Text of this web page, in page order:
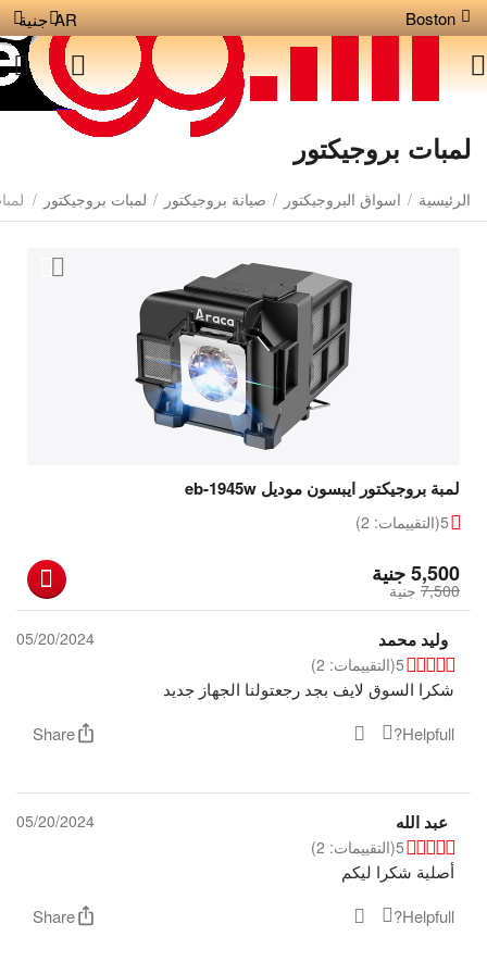
Boston جنية AR
لمبات بروجيكتور
الرئيسية / اسواق البروجيكتور / صيانة بروجيكتور / لمبات بروجيكتور /
لمبة بروجيكتور ايبسون موديل eb-1945w
5(التقييمات: 2)
جنية5,500
جنية 7,500
وليد محمد
05/20/2024
5(التقييمات: 2)
شكرا السوق لايف بجد رجعتولنا الجهاز جديد
Helpfull?
Share
عبد الله
05/20/2024
5(التقييمات: 2)
أصلية شكرا ليكم
Helpfull?
Share